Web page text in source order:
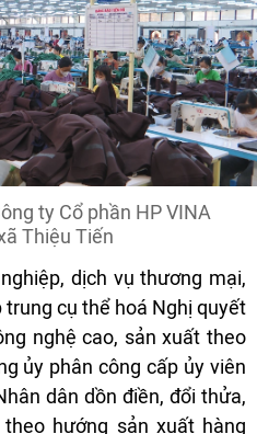
ty Cổ phần HP VINA
Thiệu Tiến
dịch vụ thương mại,
cụ thể hoá Nghị quyết
nghệ cao, sản xuất theo
ủy phân công cấp ủy viên
dân dồn điền, đổi thửa,
hướng sản xuất hàng